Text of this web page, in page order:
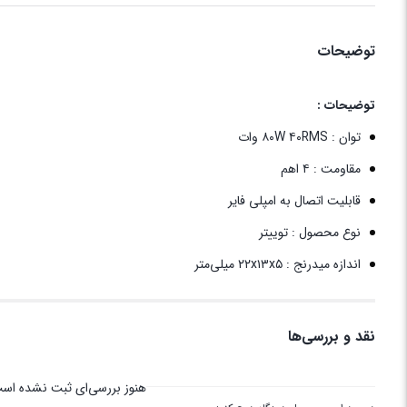
توضیحات
توضیحات :
توان : ۸۰W ۴۰RMS وات
مقاومت : ۴ اهم
قابلیت اتصال به امپلی فایر
نوع محصول : توییتر
اندازه میدرنج : ۲۲x۱۳x۵ میلی‌متر
نقد و بررسی‌ها
هنوز بررسی‌ای ثبت نشده